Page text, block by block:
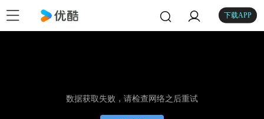
下载APP
数据获取失败，请检查网络之后重试